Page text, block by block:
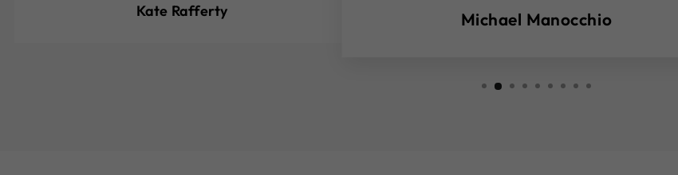
Kate Rafferty Michael Manocchio